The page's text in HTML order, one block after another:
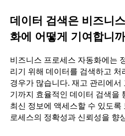
데이터 검색은 비즈니
화에 어떻게 기여합니
비즈니스 프로세스 자동화에는
리기 위해 데이터를 검색하고
경우가 많습니다. 재고 관리에서
기까지 효율적인 데이터 검색을
최신 정보에 액세스할 수 있도
로세스의 정확성과 신뢰성을 향